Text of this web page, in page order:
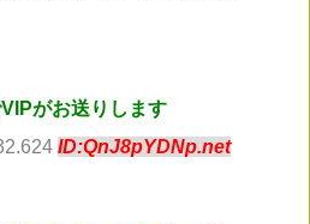
がお送りします
ID:QnJ8pYDNp.net